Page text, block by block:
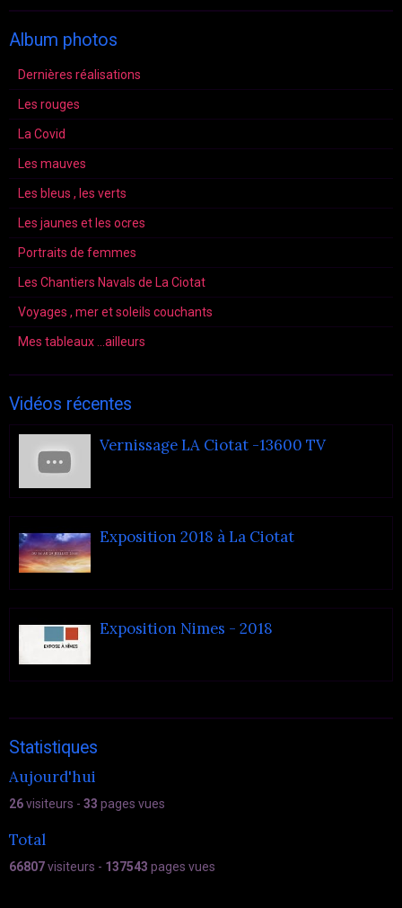
Album photos
Dernières réalisations
Les rouges
La Covid
Les mauves
Les bleus , les verts
Les jaunes et les ocres
Portraits de femmes
Les Chantiers Navals de La Ciotat
Voyages , mer et soleils couchants
Mes tableaux ...ailleurs
Vidéos récentes
Vernissage LA Ciotat -13600 TV
Exposition 2018 à La Ciotat
Exposition Nimes - 2018
Statistiques
Aujourd'hui
26visiteurs - 33 pages vues
Total
66807visiteurs - 137543 pages vues